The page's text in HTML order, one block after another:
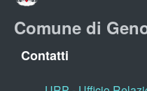
Comune di
Contatti